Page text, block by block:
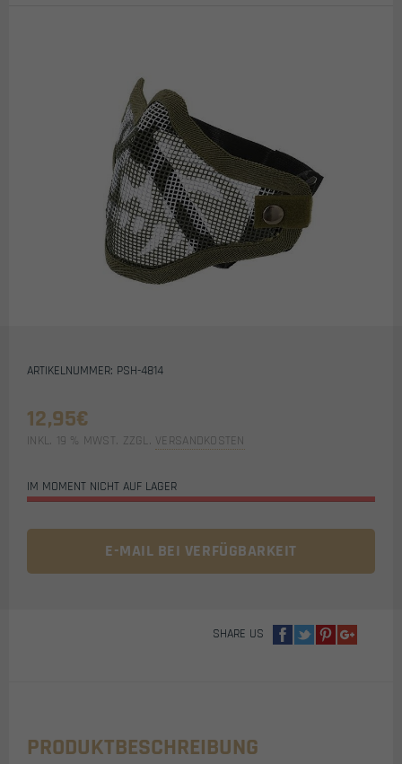
ARTIKELNUMMER: PSH-4814
12,95€
INKL. 19 % MWST. ZZGL. VERSANDKOSTEN
IM MOMENT NICHT AUF LAGER
E-MAIL BEI VERFÜGBARKEIT
SHARE US
PRODUKTBESCHREIBUNG